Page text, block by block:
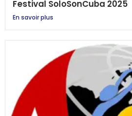
Festival SoloSonCuba 2025
En savoir plus